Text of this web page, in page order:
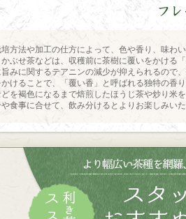
方法や加工の仕方によって、色や香り、味わい
ぶせ茶などは、収穫前に茶樹に覆いをかける
みに関するテアニンの減少が抑えられるので
けることで、「覆い香」と呼ばれる独特の香
を褐色になるまで焙煎したほうじ茶や炒り米
食事に合せて、飲み分けるとよりお楽しみいた